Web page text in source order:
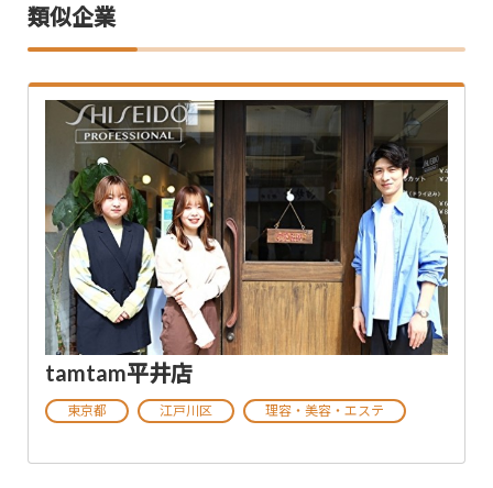
類似企業
tamtam平井店
東京都 江戸川区 理容・美容・エステ